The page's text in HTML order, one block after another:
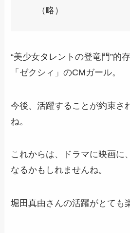
（略）
“美少女タレントの登竜門”的
「ゼクシィ」のCMガール。
今後、活躍することが約束さ
ね。
これからは、ドラマに映画に
なるかもしれませんね。
堀田真由さんの活躍がとても